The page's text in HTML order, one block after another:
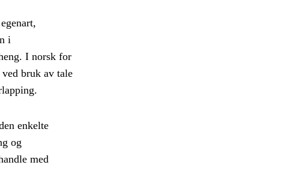
i
I norsk for
ved bruk av tale
enkelte
og
med